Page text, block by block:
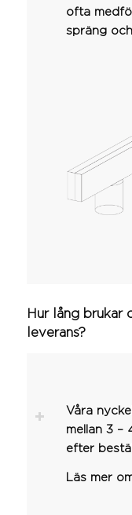
ofta
spräng
Hur lång brukar
leverans?
Våra
mellan 3 –
efter
Läs mer